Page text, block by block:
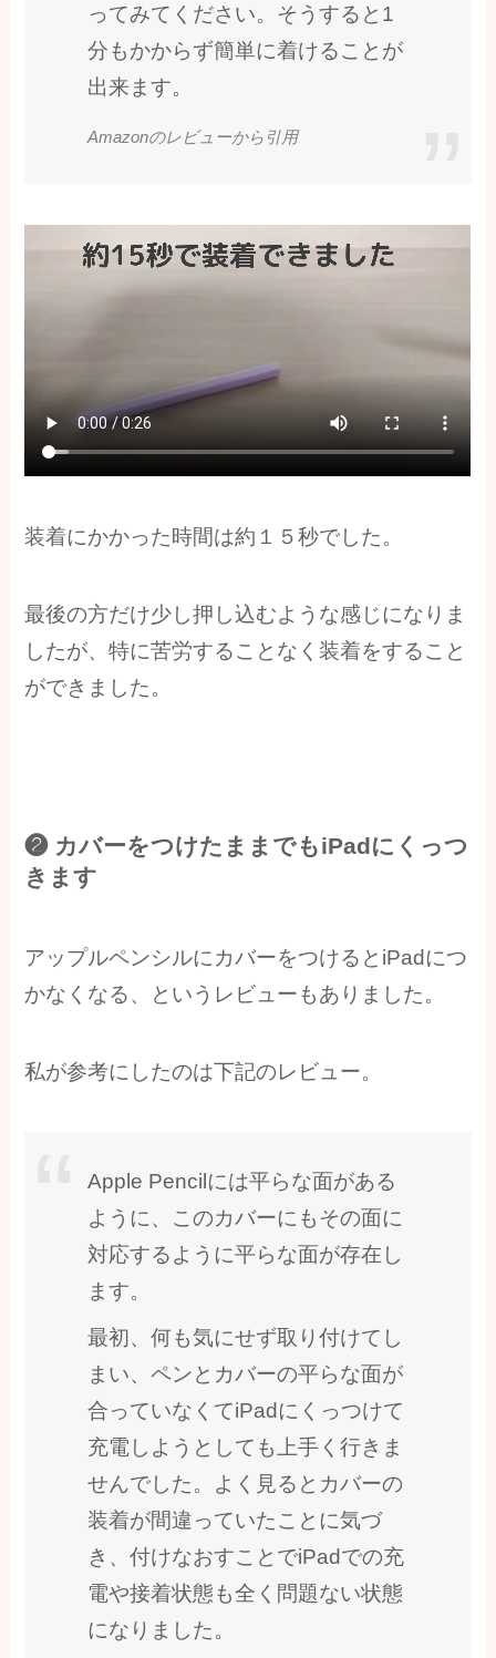
ってみてください。そうすると1
分もかからず簡単に着けることが
出来ます。
Amazonのレビューから引用
装着にかかった時間は約１５秒でした。
最後の方だけ少し押し込むような感じになりま
したが、特に苦労することなく装着をすること
ができました。
❷ カバーをつけたままでもiPadにくっつ
きます
アップルペンシルにカバーをつけるとiPadにつ
かなくなる、というレビューもありました。
私が参考にしたのは下記のレビュー。
Apple Pencilには平らな面がある
ように、このカバーにもその面に
対応するように平らな面が存在し
ます。
最初、何も気にせず取り付けてし
まい、ペンとカバーの平らな面が
合っていなくてiPadにくっつけて
充電しようとしても上手く行きま
せんでした。よく見るとカバーの
装着が間違っていたことに気づ
き、付けなおすことでiPadでの充
電や接着状態も全く問題ない状態
になりました。